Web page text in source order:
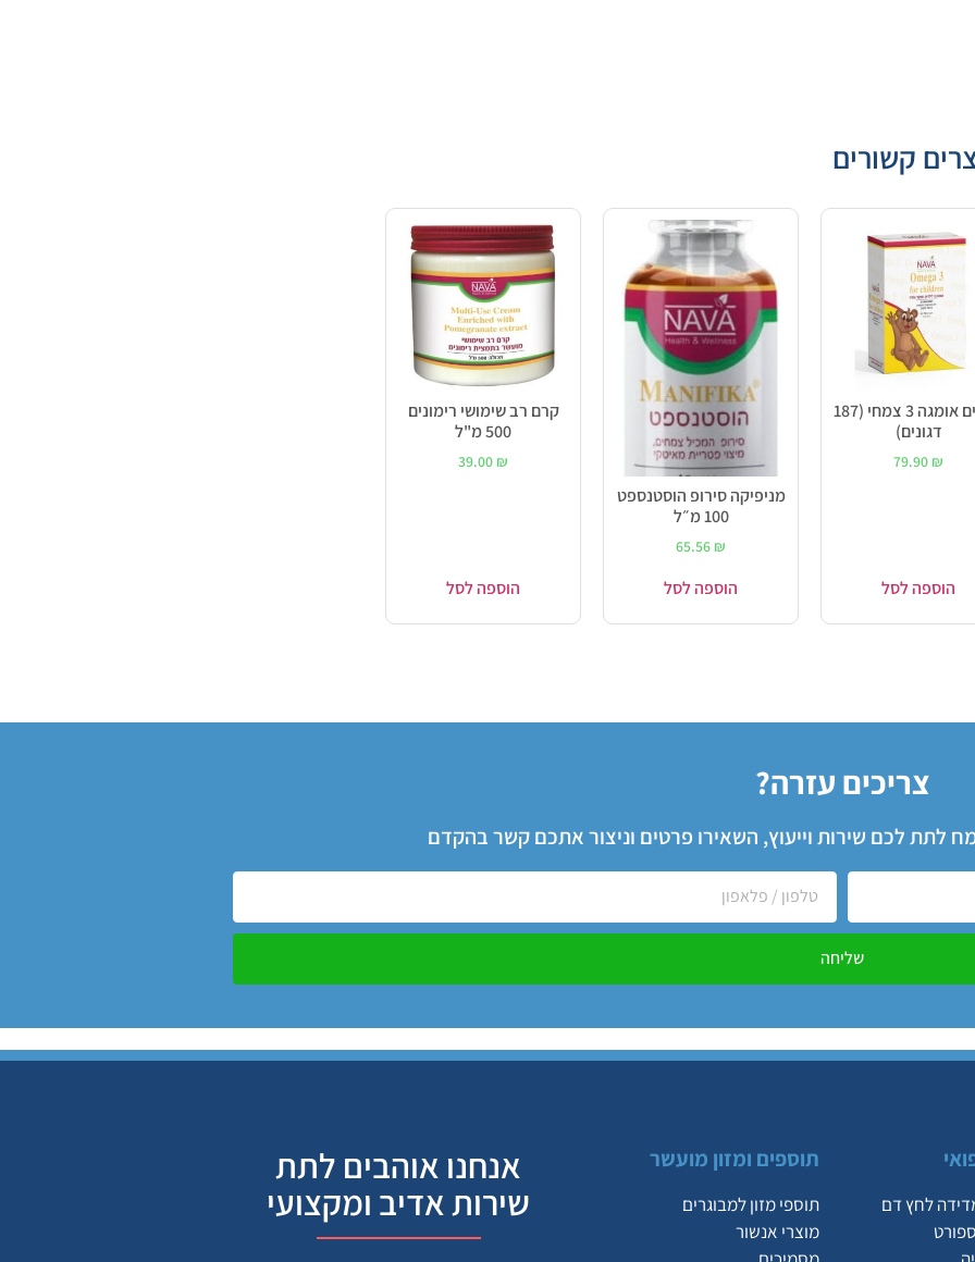
קשורים
דגונים אומגה 3 צמחי (187
דגונים)
79.90 ₪
הוספה לסל
מניפיקה סירופ הוסטנספט
100 מ״ל
65.56 ₪
הוספה לסל
קרם רב שימושי רימונים
500 מ"ל
39.00 ₪
הוספה לסל
צריכים עזרה?
לתת לכם שירות וייעוץ, השאירו פרטים וניצור אתכם קשר בהקדם
שליחה
לחץ דם
תוספים ומזון מועשר
תוספי מזון למבוגרים
מוצרי אנשור
אנחנו אוהבים לתת
שירות אדיב ומקצועי